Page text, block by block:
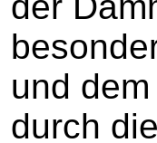
und
durch